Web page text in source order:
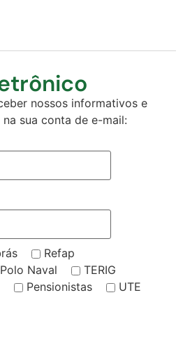
nossos informativos e
sua conta de e-mail:
Refap
Polo Naval
TERIG
Pensionistas
UTE